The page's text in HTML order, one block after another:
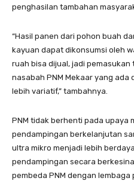
penghasilan tambahan
“Hasil panen dari pohon buah
kayuan dapat dikonsumsi oleh
ruah bisa dijual, jadi
nasabah PNM Mekaar yang ada
lebih variatif,” tambahnya.
PNM tidak berhenti pada upaya
pendampingan berkelanjutan
ultra mikro menjadi lebih
pendampingan secara
pembeda PNM dengan lembaga